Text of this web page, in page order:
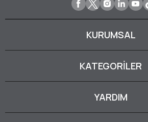
KURUMSAL
KATEGORİLER
YARDIM